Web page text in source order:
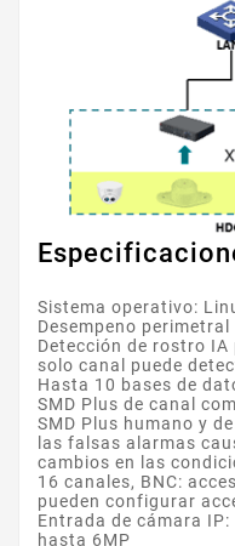
Sistema operativo:
Desempeno
Detección de rostro
solo canal puede
Hasta 10 bases de
SMD Plus de canal
SMD Plus humano y
las falsas alarmas
cambios en las
16 canales, BNC:
pueden configurar
Entrada de cámara IP:
hasta 6MP